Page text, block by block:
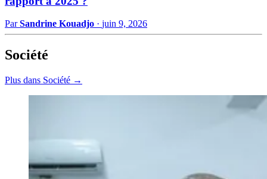
ParSandrine Kouadjo · juin 9, 2026
Société
Plus dans Société →